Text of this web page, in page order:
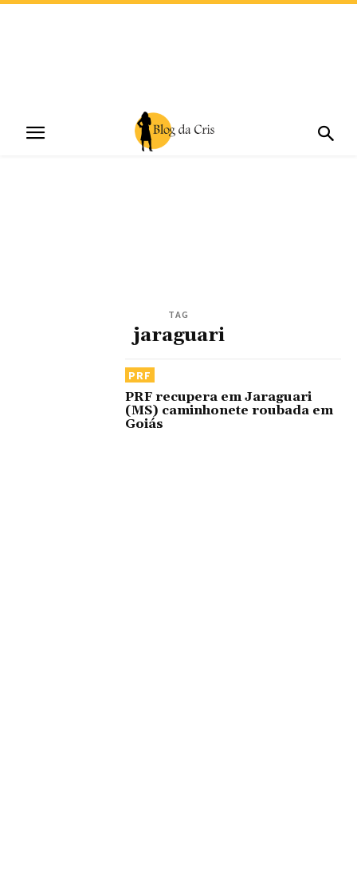
TAG
jaraguari
PRF
PRF recupera em Jaraguari
(MS) caminhonete roubada em
Goiás